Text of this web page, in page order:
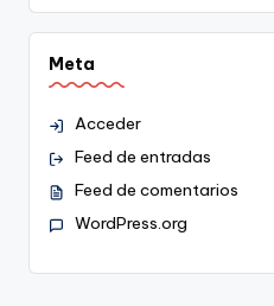
Meta
Acceder
Feed de entradas
Feed de comentarios
WordPress.org